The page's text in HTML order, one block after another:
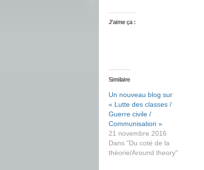
J’aime ça :
Similaire
Un nouveau blog sur
« Lutte des classes /
Guerre civile /
Communisation »
21 novembre 2016
Dans "Du coté de la
théorie/Around theory"